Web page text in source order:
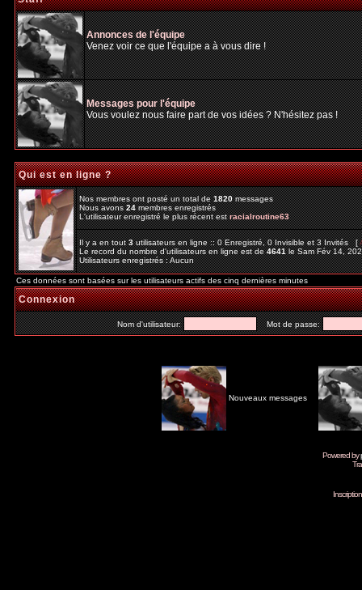
Annonces de l'équipe
Venez voir ce que l'équipe a à vous dire !
Messages pour l'équipe
Vous voulez nous faire part de vos idées ? N'hésitez pas !
Qui est en ligne ?
Nos membres ont posté un total de1820messages
Nous avons24membres enregistrés
L'utilisateur enregistré le plus récent estracialroutine63
Il y a en tout3utilisateurs en ligne :: 0 Enregistré, 0 Invisible et 3 Invités [
Le record du nombre d'utilisateurs en ligne est de4641le Sam Fév 14,
Utilisateurs enregistrés : Aucun
Ces données sont basées sur les utilisateurs actifs des cinq dernières minutes
Connexion
Nom d'utilisateur: Mot de passe:
Nouveaux messages
Powered by